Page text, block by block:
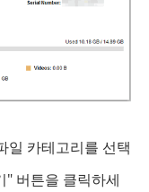
일 카테고리를 선택
" 버튼을 클릭하세